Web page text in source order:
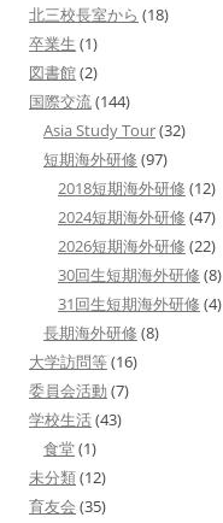
北三校長室から (18)
卒業生 (1)
図書館(2)
国際交流(144)
Asia Study Tour(32)
短期海外研修 (97)
2018短期海外研修 (12)
2024短期海外研修 (47)
2026短期海外研修 (22)
30回生短期海外研修 (8)
31回生短期海外研修 (4)
長期海外研修 (8)
大学訪問等(16)
委員会活動 (7)
学校生活(43)
食堂(1)
未分類(12)
育友会 (35)